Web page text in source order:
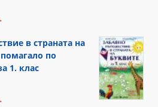
в страната на
по
1. клас